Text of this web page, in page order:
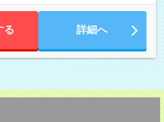
る 詳細へ